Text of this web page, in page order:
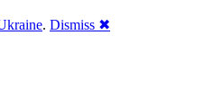
. Dismiss ✖